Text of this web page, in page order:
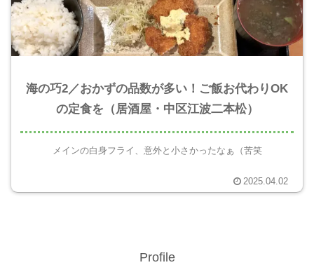
海の巧2／おかずの品数が多い！ご飯お代わりOK
の定食を（居酒屋・中区江波二本松）
メインの白身フライ、意外と小さかったなぁ（苦笑
2025.04.02
Profile